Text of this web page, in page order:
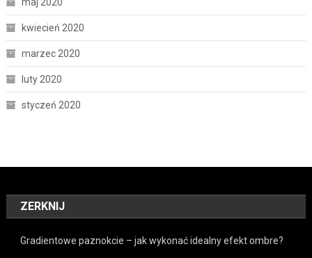
kwiecień 2020
marzec 2020
luty 2020
styczeń 2020
ZERKNIJ
Gradientowe paznokcie – jak wykonać idealny efekt ombre?